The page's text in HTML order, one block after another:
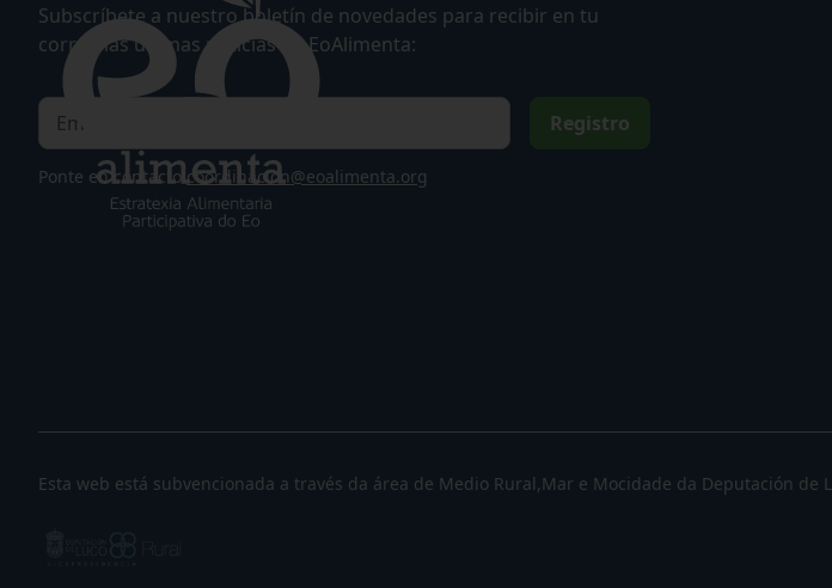
Subscríbete a nuestro boletín de novedades para recibir en tu
correo las últimas noticias de EoAlimenta:
Ponte en contactocoordinacion@eoalimenta.org
Esta web está subvencionada a través da área de Medio Rural,Mar e Mocidade da Deputación de